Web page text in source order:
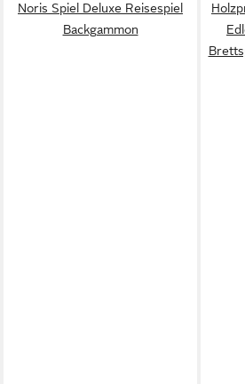
Noris Spiel Deluxe Reisespiel
Backgammon